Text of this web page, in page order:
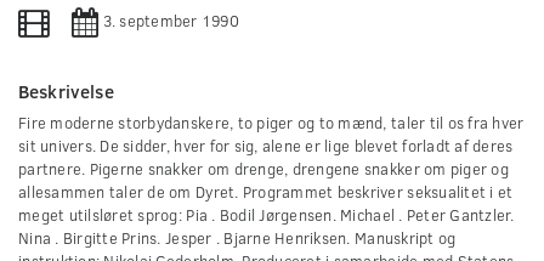
seconds
3. september 1990
Beskrivelse
Fire moderne storbydanskere, to piger og to mænd, taler til os fra hver
sit univers. De sidder, hver for sig, alene er lige blevet forladt af deres
partnere. Pigerne snakker om drenge, drengene snakker om piger og
allesammen taler de om Dyret. Programmet beskriver seksualitet i et
meget utilsløret sprog: Pia . Bodil Jørgensen. Michael . Peter Gantzler.
Nina . Birgitte Prins. Jesper . Bjarne Henriksen. Manuskript og